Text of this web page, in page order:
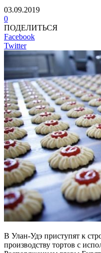
03.09.2019
0
ПОДЕЛИТЬСЯ
Facebook
Twitter
В Улан-Удэ приступят к
производству тортов с